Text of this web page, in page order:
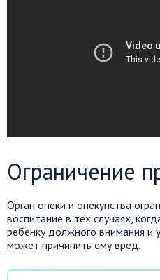
Ограничение
Орган опеки и опекунства
воспитание в тех случаях,
ребенку должного внимания и
может причинить ему вред.